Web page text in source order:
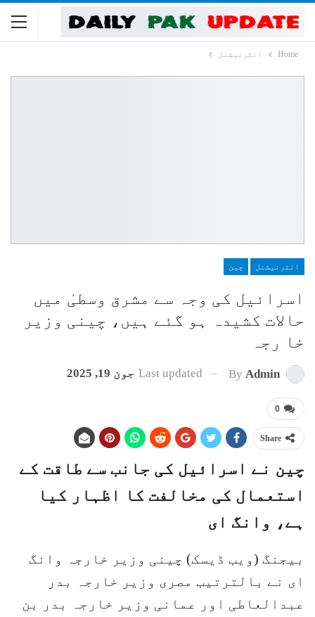
Home انٹرنیشنل
انٹرنیشنل چین
اسرائیل کی وجہ سے مشرق وسطیٰ میں
حالات کشیدہ ہو گئے ہیں، چینی وزیر
خا رجہ
By Admin
Last updated جون 19, 2025
0
Share
چین نے اسرائیل کی جانب سے طاقت کے
استعمال کی مخالفت کا اظہار کیا
ہے، وانگ ای
بیجنگ (ویب ڈیسک) چینی وزیر خارجہ وانگ
ای نے بالترتیب مصری وزیر خارجہ بدر
عبدالعاطی اور عمانی وزیر خارجہ بدر بن